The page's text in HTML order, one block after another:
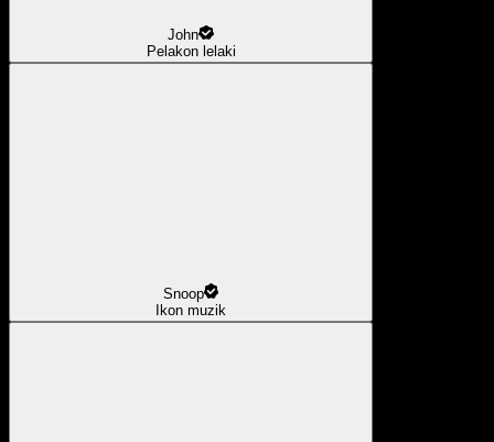
John
Pelakon lelaki
Snoop
Ikon muzik